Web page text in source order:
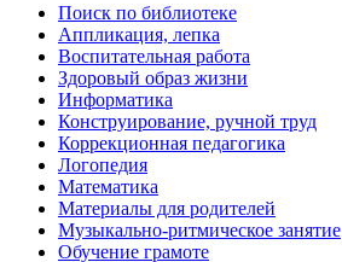
Поиск по библиотеке
Аппликация, лепка
Воспитательная работа
Здоровый образ жизни
Информатика
Конструирование, ручной труд
Коррекционная педагогика
Логопедия
Математика
Материалы для родителей
Музыкально-ритмическое занятие
Обучение грамоте